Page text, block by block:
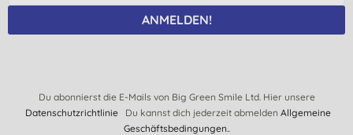
ANMELDEN!
Du abonnierst die E-Mails von Big Green Smile Ltd. Hier unsere
DatenschutzrichtlinieDu kannst dich jederzeit abmelden Allgemeine
Geschäftsbedingungen..